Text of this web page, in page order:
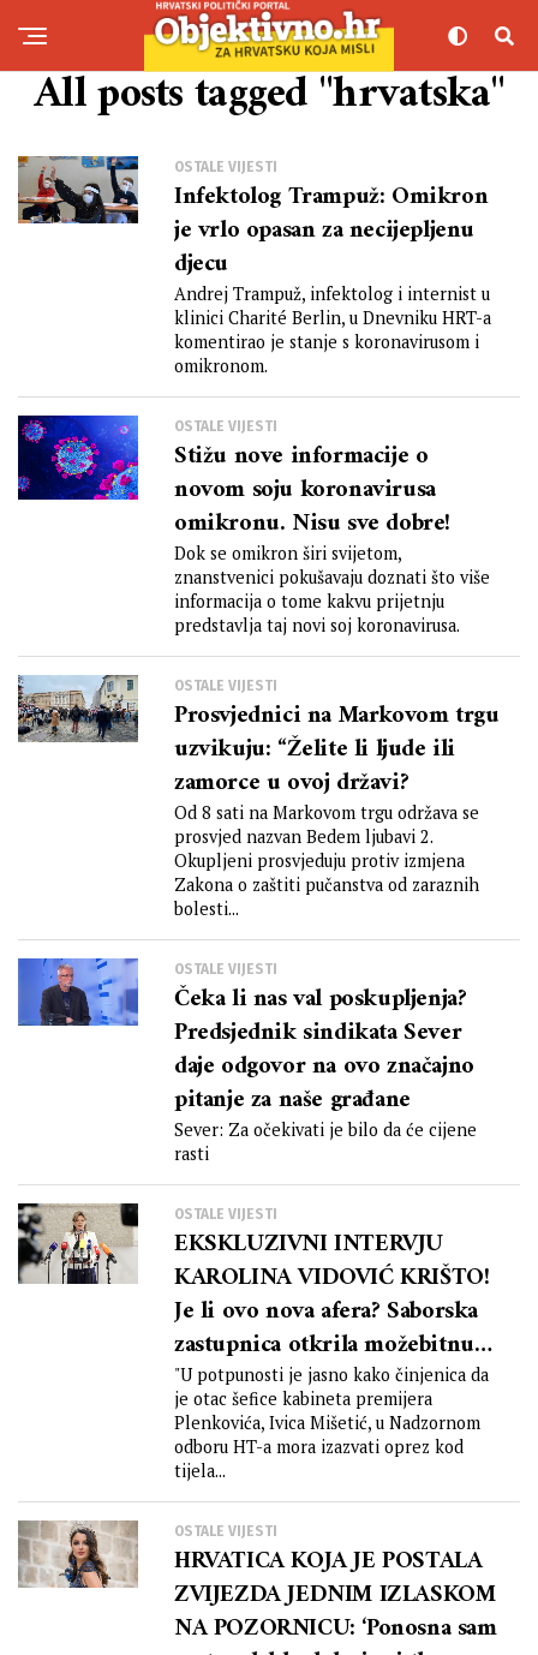
All posts tagged "hrvatska"
OSTALE VIJESTI
Infektolog Trampuž: Omikron
je vrlo opasan za necijepljenu
djecu
Andrej Trampuž, infektolog i internist u
klinici Charité Berlin, u Dnevniku HRT-a
komentirao je stanje s koronavirusom i
omikronom.
OSTALE VIJESTI
Stižu nove informacije o
novom soju koronavirusa
omikronu. Nisu sve dobre!
Dok se omikron širi svijetom,
znanstvenici pokušavaju doznati što više
informacija o tome kakvu prijetnju
predstavlja taj novi soj koronavirusa.
OSTALE VIJESTI
Prosvjednici na Markovom trgu
uzvikuju: “Želite li ljude ili
zamorce u ovoj državi?
Od 8 sati na Markovom trgu održava se
prosvjed nazvan Bedem ljubavi 2.
Okupljeni prosvjeduju protiv izmjena
Zakona o zaštiti pučanstva od zaraznih
bolesti...
OSTALE VIJESTI
Čeka li nas val poskupljenja?
Predsjednik sindikata Sever
daje odgovor na ovo značajno
pitanje za naše građane
Sever: Za očekivati je bilo da će cijene
rasti
OSTALE VIJESTI
EKSKLUZIVNI INTERVJU
KAROLINA VIDOVIĆ KRIŠTO!
Je li ovo nova afera? Saborska
zastupnica otkrila možebitnu
vezu između HT-a, premijera
Plenkovića i Ivice Mišetića?!
"U potpunosti je jasno kako činjenica da
je otac šefice kabineta premijera
Plenkovića, Ivica Mišetić, u Nadzornom
odboru HT-a mora izazvati oprez kod
tijela...
OSTALE VIJESTI
HRVATICA KOJA JE POSTALA
ZVIJEZDA JEDNIM IZLASKOM
NA POZORNICU: ‘Ponosna sam